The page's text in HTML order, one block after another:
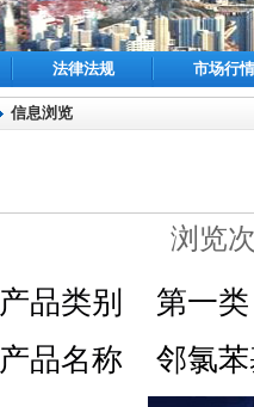
法律法规 市场行情
信息浏览
浏览
产品类别
第一类
产品名称
邻氯